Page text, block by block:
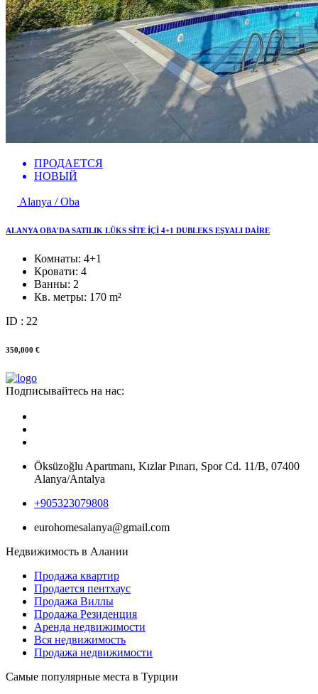
ПРОДАЕТСЯ
НОВЫЙ
Alanya / Oba
ALANYA OBA'DA SATILIK LÜKS SİTE İÇİ 4+1 DUBLEKS EŞYALI DAİRE
Комнаты: 4+1
Кровати: 4
Ванны: 2
Кв. метры: 170 m²
ID : 22
350,000 €
Подписывайтесь на нас:
Öksüzoğlu Apartmanı, Kızlar Pınarı, Spor Cd. 11/B, 07400
Alanya/Antalya
+905323079808
eurohomesalanya@gmail.com
Недвижимость в Алании
Продажа квартир
Продается пентхаус
Продажа Виллы
Продажа Резиденция
Аренда недвижимости
Вся недвижимость
Продажа недвижимости
Самые популярные места в Турции